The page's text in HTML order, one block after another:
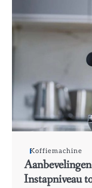
Koffiemachine
Instapniveau